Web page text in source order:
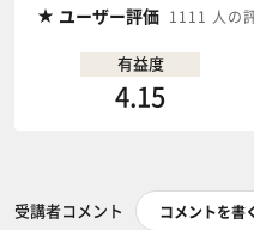
ユーザー評価 1111 人の
有益度
4.15
受講者コメント コメントを書